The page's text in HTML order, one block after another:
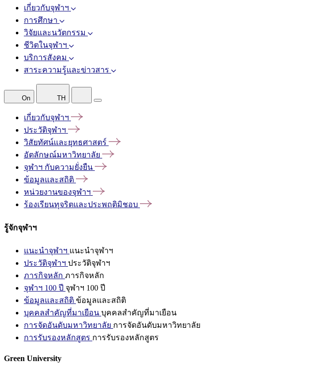
เกี่ยวกับจุฬาฯ
การศึกษา
วิจัยและนวัตกรรม
ชีวิตในจุฬาฯ
บริการสังคม
สาระความรู้และข่าวสาร
On TH
เกี่ยวกับจุฬาฯ
ประวัติจุฬาฯ
วิสัยทัศน์และยุทธศาสตร์
อัตลักษณ์มหาวิทยาลัย
จุฬาฯ กับความยั่งยืน
ข้อมูลและสถิติ
หน่วยงานของจุฬาฯ
ร้องเรียนทุจริตและประพฤติมิชอบ
รู้จักจุฬาฯ
แนะนำจุฬาฯ แนะนำจุฬาฯ
ประวัติจุฬาฯ ประวัติจุฬาฯ
ภารกิจหลัก ภารกิจหลัก
จุฬาฯ 100 ปี จุฬาฯ 100 ปี
ข้อมูลและสถิติ ข้อมูลและสถิติ
บุคคลสำคัญที่มาเยือน บุคคลสำคัญที่มาเยือน
การจัดอันดับมหาวิทยาลัย การจัดอันดับมหาวิทยาลัย
การรับรองหลักสูตร การรับรองหลักสูตร
Green University